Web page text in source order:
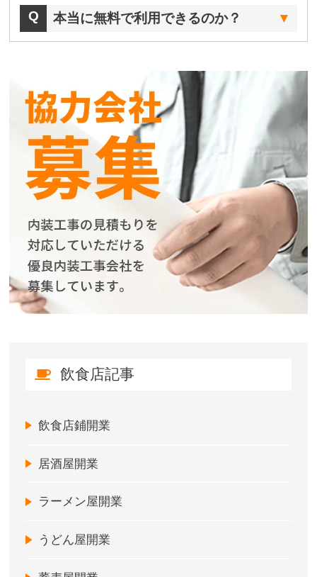
本当に無料で利用できるのか？
飲食店記事
飲食店鋪開業
居酒屋開業
ラーメン屋開業
うどん屋開業